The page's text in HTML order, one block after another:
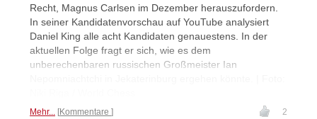
Recht, Magnus Carlsen im Dezember herauszufordern.
In seiner Kandidatenvorschau auf YouTube analysiert
Daniel King alle acht Kandidaten genauestens. In der
aktuellen Folge fragt er sich, wie es dem
unberechenbaren russischen Großmeister Ian
Mehr... Kommentare 2